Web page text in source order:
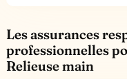
Les assurances
professionnelles
Relieuse main